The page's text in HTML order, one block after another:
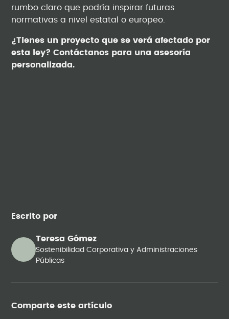
Escrito por
Teresa Gómez
Sostenibilidad Corporativa y Administraciones
Públicas
Comparte este artículo
rumbo claro que podría inspirar futuras
normativas a nivel estatal o europeo.
¿Tienes un proyecto que se verá afectado por
esta ley? Contáctanos para una asesoría
personalizada.